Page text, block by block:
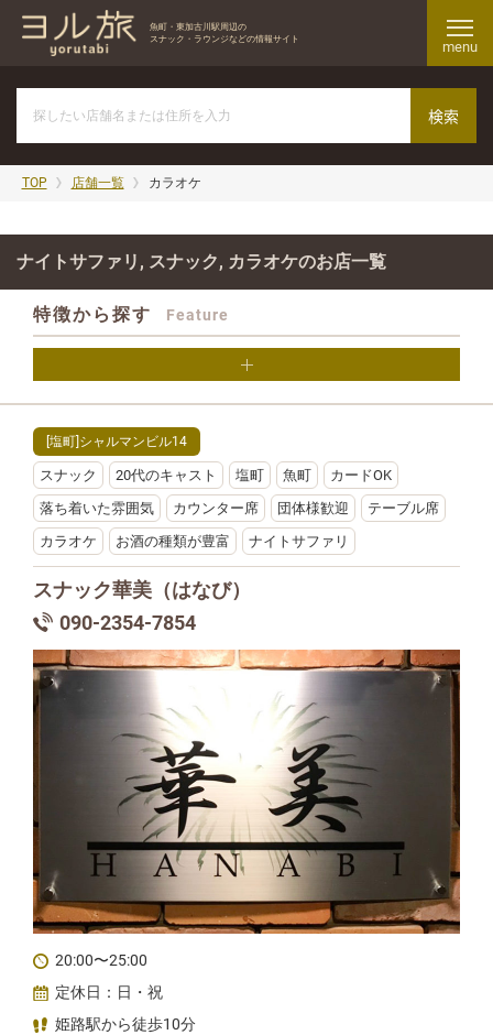
魚町・東加古川駅周辺の
スナック・ラウンジなどの情報サイト
menu
TOP 店舗一覧 カラオケ
ナイトサファリ, スナック, カラオケのお店一覧
特徴から探す Feature
[塩町]シャルマンビル14
スナック 20代のキャスト 塩町 魚町
カードOK
落ち着いた雰囲気
カウンター席 団体様歓迎
テーブル席
カラオケ
お酒の種類が豊富 ナイトサファリ
スナック華美（はなび）
090-2354-7854
20:00〜25:00
定休日：日・祝
姫路駅から徒歩10分